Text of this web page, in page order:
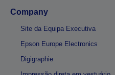
Company
Site da Equipa Executiva
Epson Europe Electronics
Digigraphie